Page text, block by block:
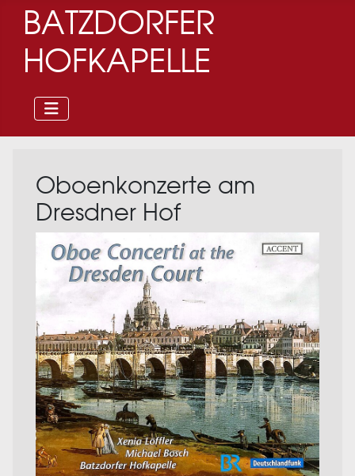
BATZDORFER
HOFKAPELLE
Oboenkonzerte am
Dresdner Hof